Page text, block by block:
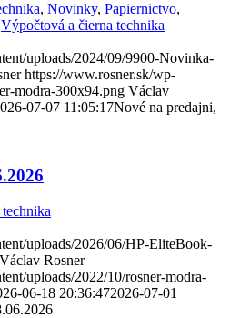
, Novinky, Papiernictvo,
Výpočtová a čierna technika
uploads/2024/09/9900-Novinka-
https://www.rosner.sk/wp-
modra-300x94.png Václav
07-07 11:05:17Nové na predajni,
uploads/2026/06/HP-EliteBook-
Václav Rosner
uploads/2022/10/rosner-modra-
06-18 20:36:472026-07-01